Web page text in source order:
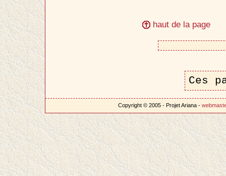
haut de la page
Ces
Copyright © 2005 - Projet Ariana -